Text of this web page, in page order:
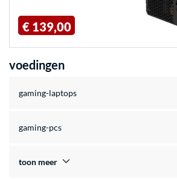
€ 139,00
voedingen
gaming-laptops
gaming-pcs
toon meer